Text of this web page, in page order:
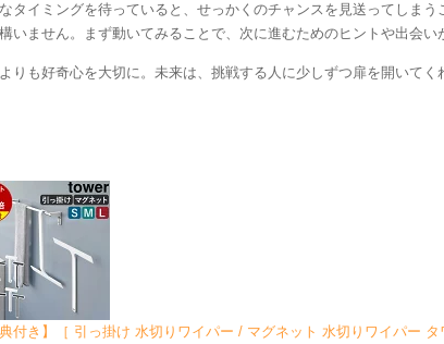
タイミングを待っていると、せっかくのチャンスを見送ってしま
いません。まず動いてみることで、次に進むためのヒントや出会い
りも好奇心を大切に。未来は、挑戦する人に少しずつ扉を開いてく
典付き】［ 引っ掛け 水切りワイパー / マグネット 水切りワイパー